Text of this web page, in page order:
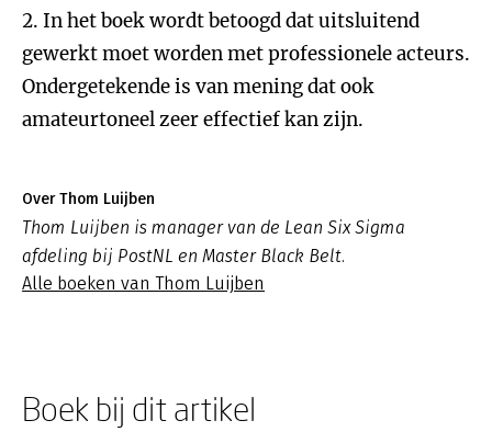
2. In het boek wordt betoogd dat uitsluitend
gewerkt moet worden met professionele acteurs.
Ondergetekende is van mening dat ook
amateurtoneel zeer effectief kan zijn.
Over Thom Luijben
Thom Luijben is manager van de Lean Six Sigma
afdeling bij PostNL en Master Black Belt.
Alle boeken van Thom Luijben
Boek bij dit artikel